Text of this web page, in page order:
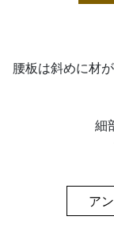
腰板は斜めに材
細
ア